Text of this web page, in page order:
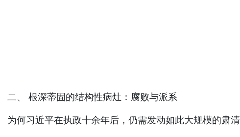
二、 根深蒂固的结构性病灶：腐败与派系
为何习近平在执政十余年后，仍需发动如此大规模的肃